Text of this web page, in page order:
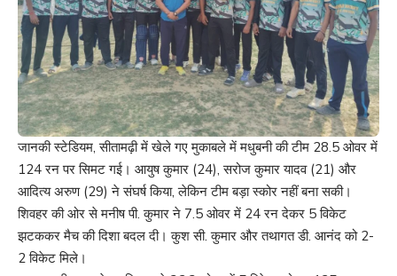
जानकी स्टेडियम, सीतामढ़ी में खेले गए मुकाबले में मधुबनी की टीम 28.5 ओवर में
124 रन पर सिमट गई। आयुष कुमार (24), सरोज कुमार यादव (21) और
आदित्य अरुण (29) ने संघर्ष किया, लेकिन टीम बड़ा स्कोर नहीं बना सकी।
शिवहर की ओर से मनीष पी. कुमार ने 7.5 ओवर में 24 रन देकर 5 विकेट
झटककर मैच की दिशा बदल दी। कुश सी. कुमार और तथागत डी. आनंद को 2-
2 विकेट मिले।